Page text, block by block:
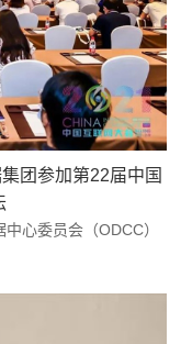
团参加第22届中国
心委员会（ODCC）